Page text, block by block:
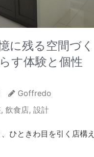
に残る空間づ
す体験と個性
Goffredo
, 飲食店, 設計
ひときわ目を引く店構